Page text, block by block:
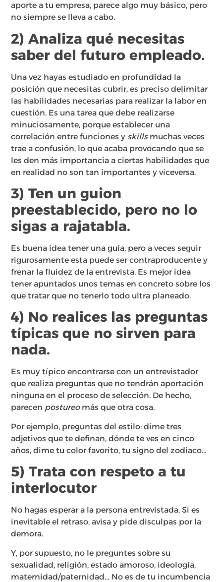
aporte a tu empresa, parece algo muy básico, pero
no siempre se lleva a cabo.
2) Analiza qué necesitas
saber del futuro empleado.
Una vez hayas estudiado en profundidad la
posición que necesitas cubrir, es preciso delimitar
las habilidades necesarias para realizar la labor en
cuestión. Es una tarea que debe realizarse
minuciosamente, porque establecer una
correlación entre funciones yskillsmuchas veces
trae a confusión, lo que acaba provocando que se
les den más importancia a ciertas habilidades que
en realidad no son tan importantes y viceversa.
3) Ten un guion
preestablecido, pero no lo
sigas a rajatabla.
Es buena idea tener una guía, pero a veces seguir
rigurosamente esta puede ser contraproducente y
frenar la fluidez de la entrevista. Es mejor idea
tener apuntados unos temas en concreto sobre los
que tratar que no tenerlo todo ultra planeado.
4) No realices las preguntas
típicas que no sirven para
nada.
Es muy típico encontrarse con un entrevistador
que realiza preguntas que no tendrán aportación
ninguna en el proceso de selección. De hecho,
parecen postureomás que otra cosa.
Por ejemplo, preguntas del estilo: dime tres
adjetivos que te definan, dónde te ves en cinco
años, dime tu color favorito, tu signo del zodiaco…
5) Trata con respeto a tu
interlocutor
No hagas esperar a la persona entrevistada. Si es
inevitable el retraso, avisa y pide disculpas por la
demora.
Y, por supuesto, no le preguntes sobre su
sexualidad, religión, estado amoroso, ideología,
maternidad/paternidad… No es de tu incumbencia